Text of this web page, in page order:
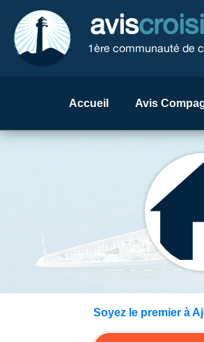
avis
1ère communauté de
Accueil Avis
Soyez le premier à